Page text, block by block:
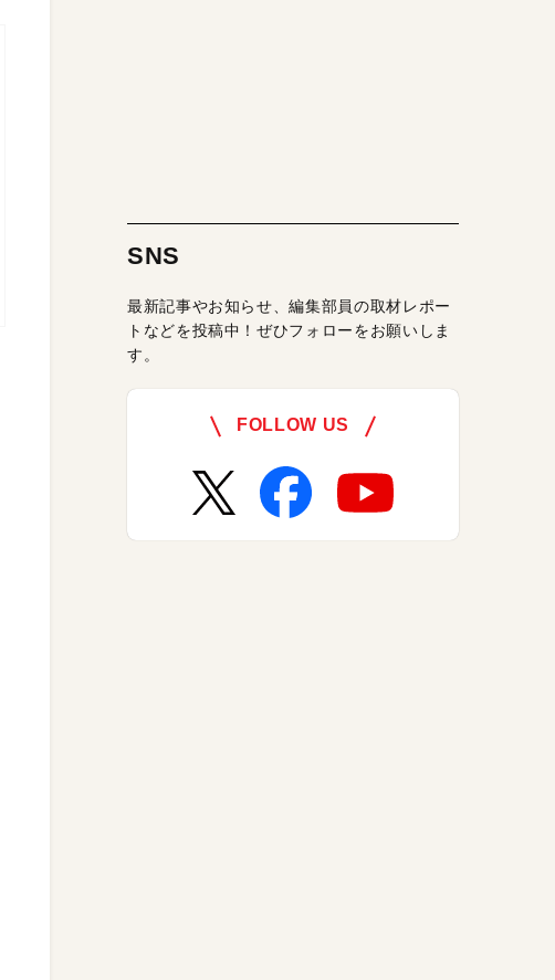
SNS
最新記事やお知らせ、編集部員の取材レポー
トなどを投稿中！ぜひフォローをお願いしま
す。
FOLLOW US